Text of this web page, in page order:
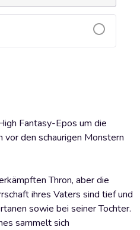
hinzufügen
Fantasy-Epos um die
vor den schaurigen Monstern
Thron, aber die
ihres Vaters sind tief und
sowie bei seiner Tochter.
sammelt sich